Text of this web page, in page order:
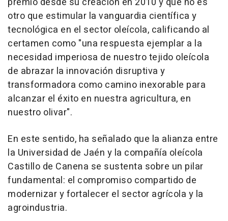
otro que estimular la vanguardia científica y
tecnológica en el sector oleícola, calificando al
certamen como "una respuesta ejemplar a la
necesidad imperiosa de nuestro tejido oleícola
de abrazar la innovación disruptiva y
transformadora como camino inexorable para
alcanzar el éxito en nuestra agricultura, en
nuestro olivar".
En este sentido, ha señalado que la alianza entre
la Universidad de Jaén y la compañía oleícola
Castillo de Canena se sustenta sobre un pilar
fundamental: el compromiso compartido de
modernizar y fortalecer el sector agrícola y la
agroindustria.